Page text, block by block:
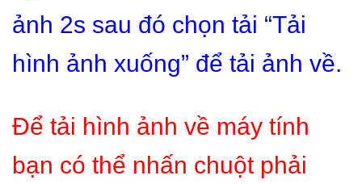
ảnh 2s sau đó chọn tải “Tải
hình ảnh xuống” để tải ảnh về.
Để tải hình ảnh về máy tính
bạn có thể nhấn chuột phải